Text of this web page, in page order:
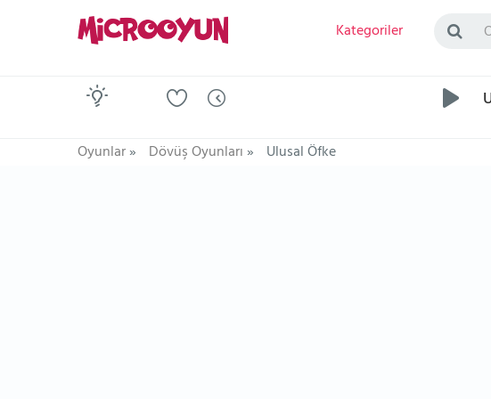
Kategoriler
Oyunlar» Dövüş Oyunları» Ulusal Öfke